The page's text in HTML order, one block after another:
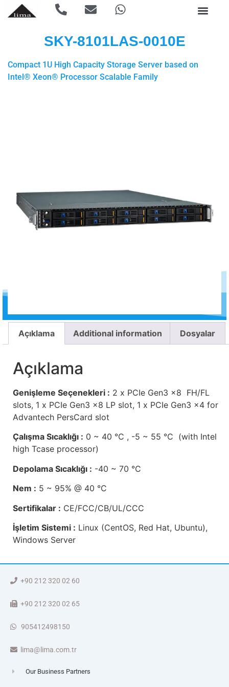
SKY-8101LAS-0010E
Compact 1U High Capacity Storage Server based on
Intel® Xeon® Processor Scalable Family
Açıklama Additional information Dosyalar
Açıklama
Genişleme Seçenekleri : 2 x PCIe Gen3 x8 FH/FL
slots, 1 x PCIe Gen3 x8 LP slot, 1 x PCIe Gen3 x4 for
Advantech PersCard slot
Çalışma Sıcaklığı : 0 ~ 40 °C , -5 ~ 55 °C (with Intel
high Tcase processor)
Depolama Sıcaklığı : -40 ~ 70 °C
Nem : 5 ~ 95% @ 40 °C
Sertifikalar : CE/FCC/CB/UL/CCC
İşletim Sistemi : Linux (CentOS, Red Hat, Ubuntu),
Windows Server
+90 212 320 02 60
+90 212 320 02 65
905412498150
lima@lima.com.tr
Our Business Partners